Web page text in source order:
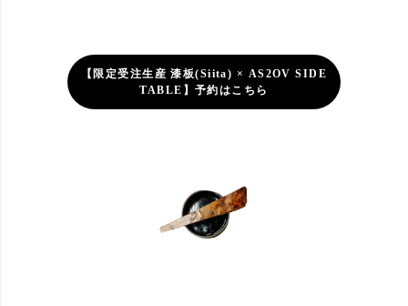
【限定受注生産 漆板(Siita) × AS2OV SIDE
TABLE】予約はこちら